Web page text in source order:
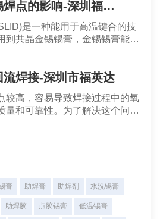
使用温度对金锡焊点的影响-深圳福英达
是一种能用于高温键合的技
到共晶金锡锡膏，金锡锡膏能够
的使用温度通常会对焊点带来不
焊接-深圳市福英达
较高，容易导致焊接过程中的氧
量和可靠性。为了解决这个问
减少氧化反应的发生。
膏 助焊膏 助焊剂 水洗锡膏
助焊胶 点胶锡膏 低温锡膏